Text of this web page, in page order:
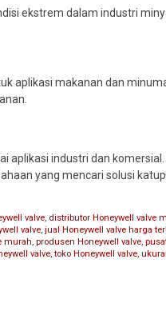
ekstrem dalam industri
aplikasi makanan dan
aplikasi industri dan
yang mencari solusi
valve, distributor Honeywell valve
valve,jual Honeywell valve harga
murah,produsen Honeywell valve,
valve,toko Honeywell valve,